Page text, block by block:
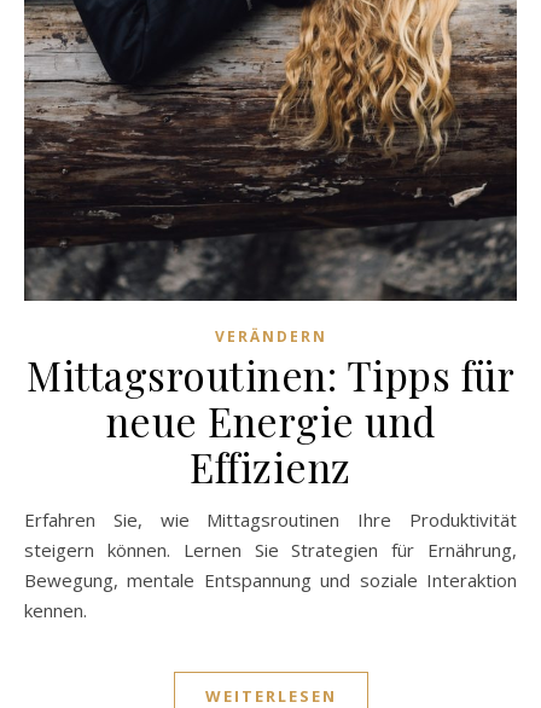
VERÄNDERN
Mittagsroutinen: Tipps für
neue Energie und
Effizienz
Erfahren Sie, wie Mittagsroutinen Ihre Produktivität
steigern können. Lernen Sie Strategien für Ernährung,
Bewegung, mentale Entspannung und soziale Interaktion
kennen.
WEITERLESEN